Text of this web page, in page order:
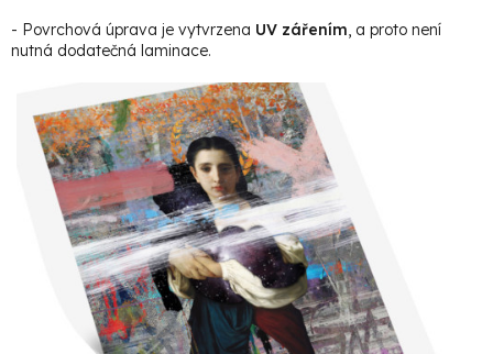
- Povrchová úprava je vytvrzena UV zářením, a proto není
nutná dodatečná laminace.